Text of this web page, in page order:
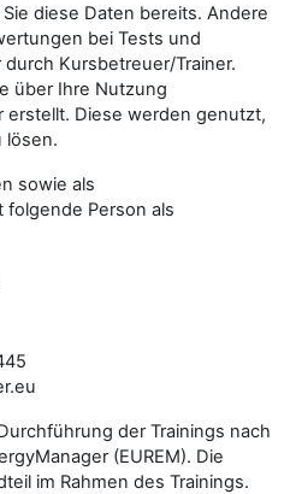
diese Daten bereits. Andere
bei Tests und
Kursbetreuer/Trainer.
über Ihre Nutzung
erstellt. Diese werden genutzt,
lösen.
sowie als
Person als
der Trainings nach
(EUREM). Die
im Rahmen des Trainings.